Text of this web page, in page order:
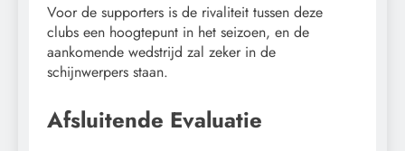
Voor de supporters is de rivaliteit tussen deze
clubs een hoogtepunt in het seizoen, en de
aankomende wedstrijd zal zeker in de
schijnwerpers staan.
Afsluitende Evaluatie